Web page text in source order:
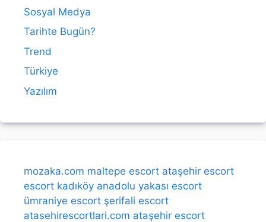
Sosyal Medya
Tarihte Bugün?
Trend
Türkiye
Yazılım
mozaka.com maltepe escort ataşehir escort
escort kadıköy anadolu yakası escort
ümraniye escort şerifali escort
atasehirescortlari.com ataşehir escort